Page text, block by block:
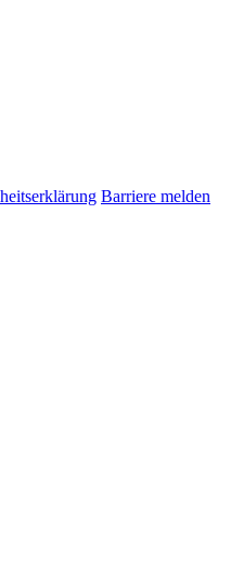
Barriere melden